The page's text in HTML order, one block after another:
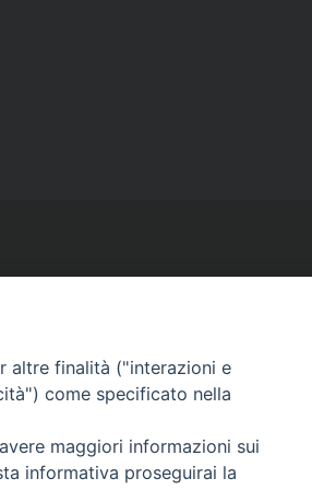
SEGUICI SU
Facebook
Instagram
X
altre finalità ("interazioni e
come specificato nella
maggiori informazioni sui
informativa proseguirai la